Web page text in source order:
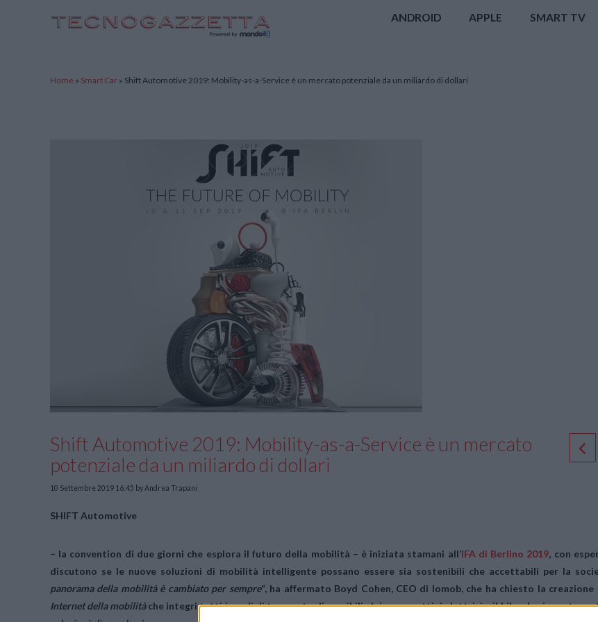
ANDROID APPLE SMART TV
Home » Smart Car » Shift Automotive 2019: Mobility-as-a-Service è un mercato potenziale da un miliardo di dollari
Shift Automotive 2019: Mobility-as-a-Service è un mercato
potenziale da un miliardo di dollari
10 Settembre 2019 16:45 by Andrea Trapani
SHIFT Automotive
– la convention di due giorni che esplora il futuro della mobilità – è iniziata stamani all’IFA di Berlino 2019, con
discutono se le nuove soluzioni di mobilità intelligente possano essere sia sostenibili che accettabili per la
panorama della mobilità è cambiato per sempre“, ha affermato Boyd Cohen, CEO di Iomob, che ha chiesto la creazione
Internet della mobilitàche integri tutti i modi di trasporto disponibili, dai monopattini elettrici e il bike sharing, a tram,